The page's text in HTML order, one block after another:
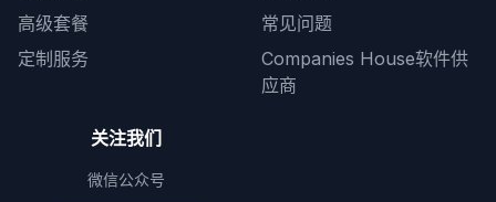
高级套餐
定制服务
常见问题
Companies House软件供
应商
关注我们
微信公众号